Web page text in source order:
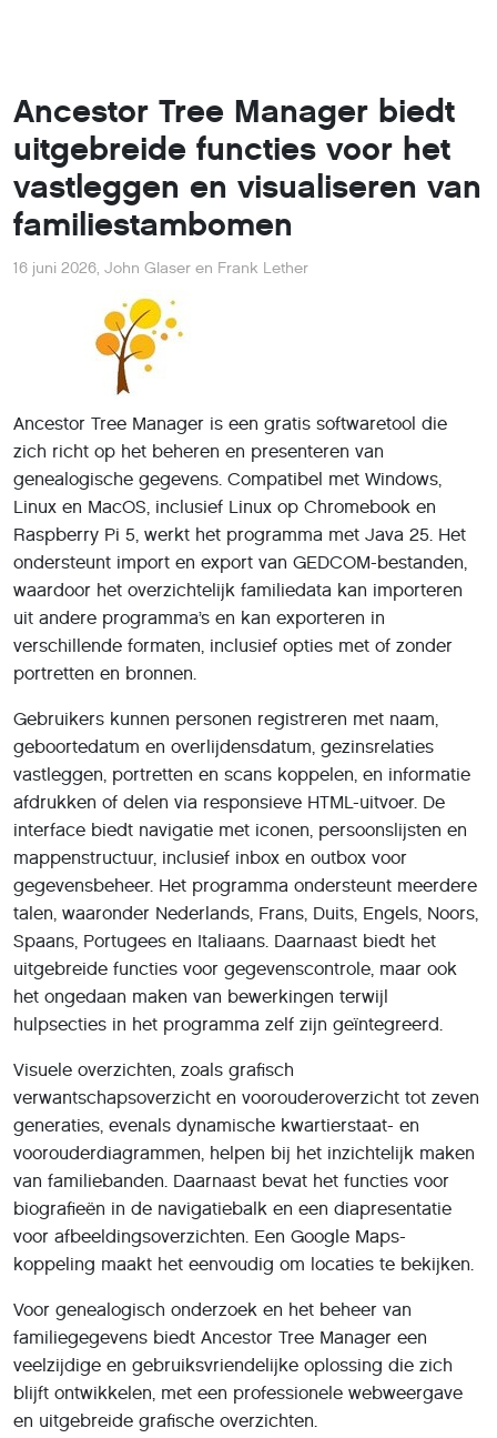
Ancestor Tree Manager biedt
uitgebreide functies voor het
vastleggen en visualiseren van
familiestambomen
16 juni 2026, John Glaser en Frank Lether
Ancestor Tree Manager is een gratis softwaretool die
zich richt op het beheren en presenteren van
genealogische gegevens. Compatibel met Windows,
Linux en MacOS, inclusief Linux op Chromebook en
Raspberry Pi 5, werkt het programma met Java 25. Het
ondersteunt import en export van GEDCOM-bestanden,
waardoor het overzichtelijk familiedata kan importeren
uit andere programma’s en kan exporteren in
verschillende formaten, inclusief opties met of zonder
portretten en bronnen.
Gebruikers kunnen personen registreren met naam,
geboortedatum en overlijdensdatum, gezinsrelaties
vastleggen, portretten en scans koppelen, en informatie
afdrukken of delen via responsieve HTML-uitvoer. De
interface biedt navigatie met iconen, persoonslijsten en
mappenstructuur, inclusief inbox en outbox voor
gegevensbeheer. Het programma ondersteunt meerdere
talen, waaronder Nederlands, Frans, Duits, Engels, Noors,
Spaans, Portugees en Italiaans. Daarnaast biedt het
uitgebreide functies voor gegevenscontrole, maar ook
het ongedaan maken van bewerkingen terwijl
hulpsecties in het programma zelf zijn geïntegreerd.
Visuele overzichten, zoals grafisch
verwantschapsoverzicht en voorouderoverzicht tot zeven
generaties, evenals dynamische kwartierstaat- en
voorouderdiagrammen, helpen bij het inzichtelijk maken
van familiebanden. Daarnaast bevat het functies voor
biografieën in de navigatiebalk en een diapresentatie
voor afbeeldingsoverzichten. Een Google Maps-
koppeling maakt het eenvoudig om locaties te bekijken.
Voor genealogisch onderzoek en het beheer van
familiegegevens biedt Ancestor Tree Manager een
veelzijdige en gebruiksvriendelijke oplossing die zich
blijft ontwikkelen, met een professionele webweergave
en uitgebreide grafische overzichten.